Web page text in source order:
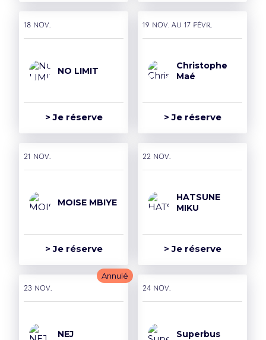
18 nov.
NO LIMIT
> Je réserve
19 nov. AU 17 févr.
Christophe
Maé
> Je réserve
21 nov.
MOISE MBIYE
> Je réserve
22 nov.
HATSUNE
MIKU
> Je réserve
Annulé
23 nov.
NEJ
24 nov.
Superbus